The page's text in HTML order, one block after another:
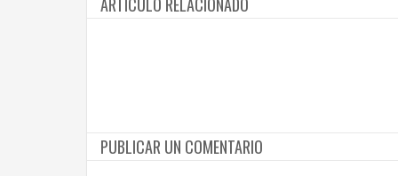
ARTICULO RELACIONADO
PUBLICAR UN COMENTARIO